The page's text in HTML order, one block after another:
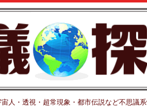
人・透視・超常現象・都市伝説など不思議